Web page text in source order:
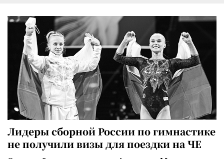
Лидеры сборной России по гимнастике
не получили визы для поездки на ЧЕ